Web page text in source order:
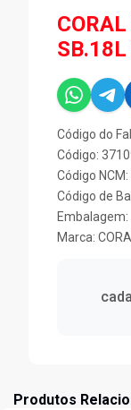
SB.18L
Código do
Código:
Código
Código de
Embalagem:
Marca: CORAL
Produtos